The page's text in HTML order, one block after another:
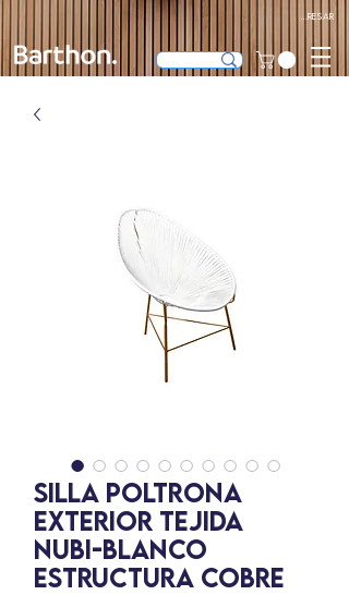
Ingresar
SILLA POLTRONA
EXTERIOR TEJIDA
NUBI-BLANCO
ESTRUCTURA COBRE